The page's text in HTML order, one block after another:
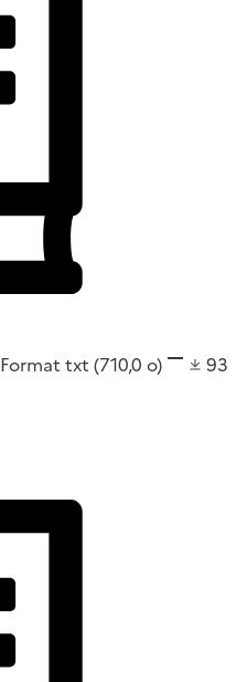
Format txt (710,0 o)
93